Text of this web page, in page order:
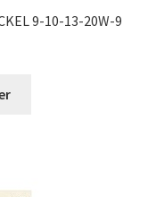
9-10-13-20W-9